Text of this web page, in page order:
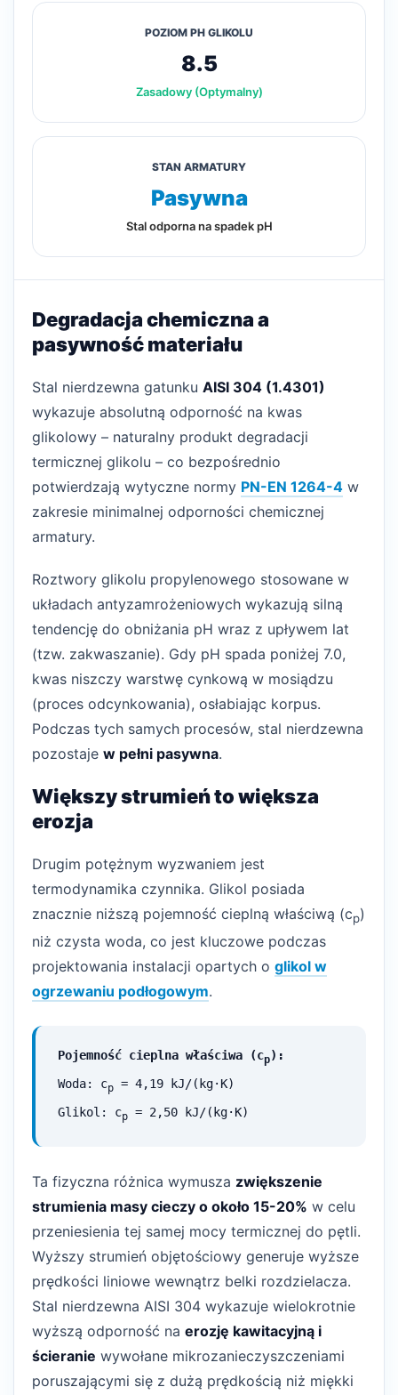
POZIOM PH GLIKOLU
8.5
Zasadowy (Optymalny)
STAN ARMATURY
Pasywna
Stal odporna na spadek pH
Degradacja chemiczna a
pasywność materiału
Stal nierdzewna gatunku AISI 304 (1.4301)
wykazuje absolutną odporność na kwas
glikolowy – naturalny produkt degradacji
termicznej glikolu – co bezpośrednio
potwierdzają wytyczne normy PN-EN 1264-4 w
zakresie minimalnej odporności chemicznej
armatury.
Roztwory glikolu propylenowego stosowane w
układach antyzamrożeniowych wykazują silną
tendencję do obniżania pH wraz z upływem lat
(tzw. zakwaszanie). Gdy pH spada poniżej 7.0,
kwas niszczy warstwę cynkową w mosiądzu
(proces odcynkowania), osłabiając korpus.
Podczas tych samych procesów, stal nierdzewna
pozostaje w pełni pasywna.
Większy strumień to większa
erozja
Drugim potężnym wyzwaniem jest
termodynamika czynnika. Glikol posiada
znacznie niższą pojemność cieplną właściwą (cp)
niż czysta woda, co jest kluczowe podczas
projektowania instalacji opartych o glikol w
ogrzewaniu podłogowym.
Pojemność cieplna właściwa (cp):
Woda: cp = 4,19 kJ/(kg·K)
Glikol: cp = 2,50 kJ/(kg·K)
Ta fizyczna różnica wymusza zwiększenie
strumienia masy cieczy o około 15-20% w celu
przeniesienia tej samej mocy termicznej do pętli.
Wyższy strumień objętościowy generuje wyższe
prędkości liniowe wewnątrz belki rozdzielacza.
Stal nierdzewna AISI 304 wykazuje wielokrotnie
wyższą odporność na erozję kawitacyjną i
ścieranie wywołane mikrozanieczyszczeniami
poruszającymi się z dużą prędkością niż miękki